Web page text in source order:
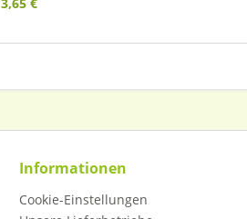
Informationen
Cookie-Einstellungen